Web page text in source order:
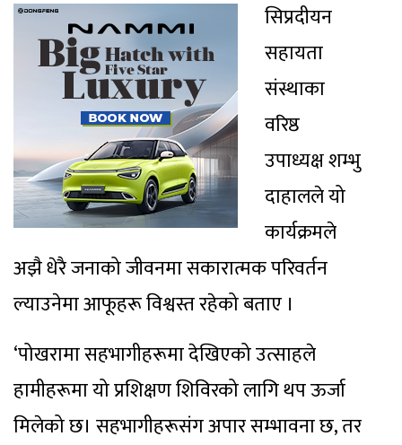
सिप्रदीयन
सहायता
संस्थाका
वरिष्ठ
उपाध्यक्ष शम्भु
दाहालले यो
कार्यक्रमले
अझै धेरै जनाको जीवनमा सकारात्मक परिवर्तन
ल्याउनेमा आफूहरू विश्वस्त रहेको बताए ।
‘पोखरामा सहभागीहरूमा देखिएको उत्साहले
हामीहरूमा यो प्रशिक्षण शिविरको लागि थप ऊर्जा
मिलेको छ। सहभागीहरूसंग अपार सम्भावना छ, तर